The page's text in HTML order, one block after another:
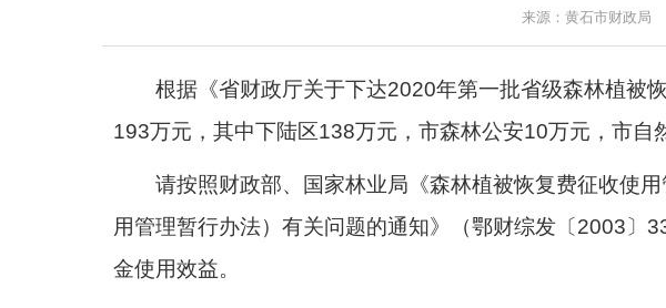
来源： 黄石市财政局
根据《省财政厅关于下达2020年第一批省级森林植被
193万元 ，其中下陆区138万元，市森林公安10万元，市自
请按照财政部、国家林业局《森林植被恢复费征收使
用管理暂行办法）有关问题的通知》（鄂财综发〔 2003〕
金使用效益。